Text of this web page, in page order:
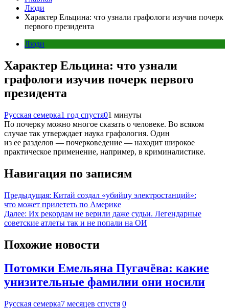
Люди
Характер Ельцина: что узнали графологи изучив почерк
первого президента
Люди
Характер Ельцина: что узнали
графологи изучив почерк первого
президента
Русская семерка1 год спустя01 минуты
По почерку можно многое сказать о человеке. Во всяком
случае так утверждает наука графология. Один
из ее разделов — почерковедение — находит широкое
практическое применение, например, в криминалистике.
Навигация по записям
Предыдущая: Китай создал «убийцу электростанций»:
что может прилететь по Америке
Далее: Их рекордам не верили даже судьи. Легендарные
советские атлеты так и не попали на ОИ
Похожие новости
Потомки Емельяна Пугачёва: какие
унизительные фамилии они носили
Русская семерка7 месяцев спустя 0